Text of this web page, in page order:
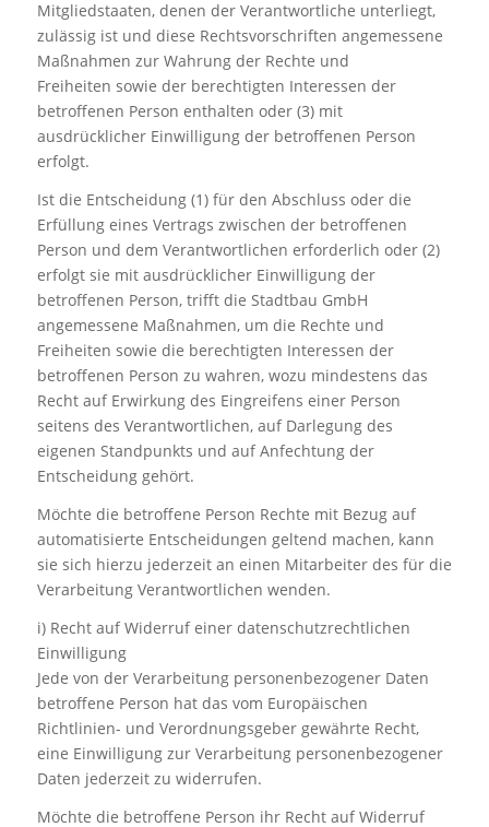
Mitgliedstaaten, denen der Verantwortliche unterliegt,
zulässig ist und diese Rechtsvorschriften angemessene
Maßnahmen zur Wahrung der Rechte und
Freiheiten sowie der berechtigten Interessen der
betroffenen Person enthalten oder (3) mit
ausdrücklicher Einwilligung der betroffenen Person
erfolgt.
Ist die Entscheidung (1) für den Abschluss oder die
Erfüllung eines Vertrags zwischen der betroffenen
Person und dem Verantwortlichen erforderlich oder (2)
erfolgt sie mit ausdrücklicher Einwilligung der
betroffenen Person, trifft die Stadtbau GmbH
angemessene Maßnahmen, um die Rechte und
Freiheiten sowie die berechtigten Interessen der
betroffenen Person zu wahren, wozu mindestens das
Recht auf Erwirkung des Eingreifens einer Person
seitens des Verantwortlichen, auf Darlegung des
eigenen Standpunkts und auf Anfechtung der
Entscheidung gehört.
Möchte die betroffene Person Rechte mit Bezug auf
automatisierte Entscheidungen geltend machen, kann
sie sich hierzu jederzeit an einen Mitarbeiter des für die
Verarbeitung Verantwortlichen wenden.
i) Recht auf Widerruf einer datenschutzrechtlichen
Einwilligung
Jede von der Verarbeitung personenbezogener Daten
betroffene Person hat das vom Europäischen
Richtlinien- und Verordnungsgeber gewährte Recht,
eine Einwilligung zur Verarbeitung personenbezogener
Daten jederzeit zu widerrufen.
Möchte die betroffene Person ihr Recht auf Widerruf